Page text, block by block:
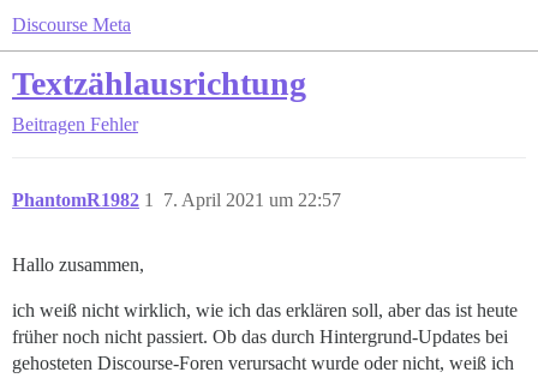
Discourse Meta
Textzählausrichtung
Beitragen Fehler
PhantomR1982 7. April 2021 um 22:57
1
Hallo zusammen,
ich weiß nicht wirklich, wie ich das erklären soll, aber das ist heute
früher noch nicht passiert. Ob das durch Hintergrund-Updates bei
gehosteten Discourse-Foren verursacht wurde oder nicht, weiß ich